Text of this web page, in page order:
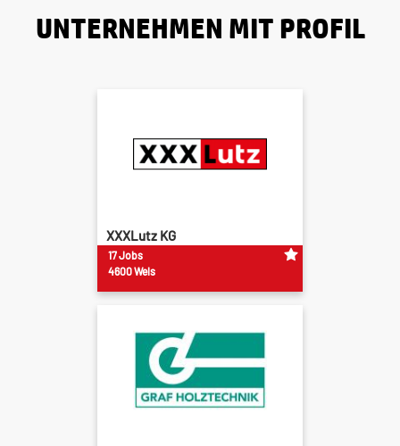
UNTERNEHMEN MIT PROFIL
XXXLutz KG
17 Jobs
4600 Wels